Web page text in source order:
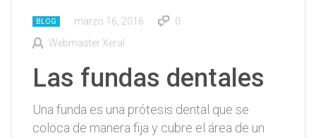
BLOG marzo 16, 2016
0
Webmaster Xeral
Las fundas dentales
Una funda es una prótesis dental que se
coloca de manera fija y cubre el área de un